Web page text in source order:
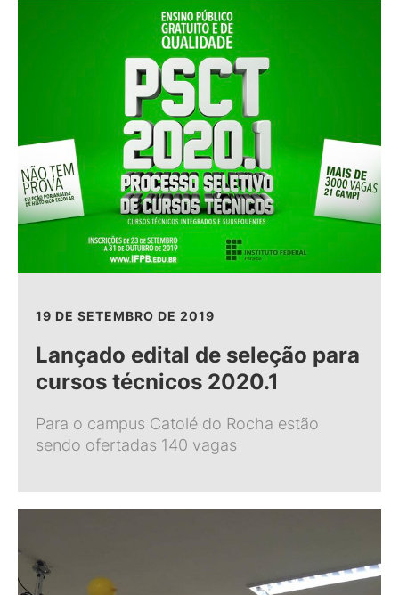
19 DE SETEMBRO DE 2019
Lançado edital de seleção para
cursos técnicos 2020.1
Para o campus Catolé do Rocha estão
sendo ofertadas 140 vagas